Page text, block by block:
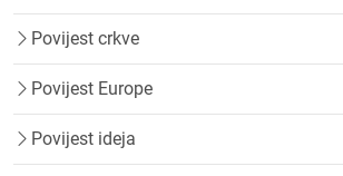
Povijest crkve
Povijest Europe
Povijest ideja